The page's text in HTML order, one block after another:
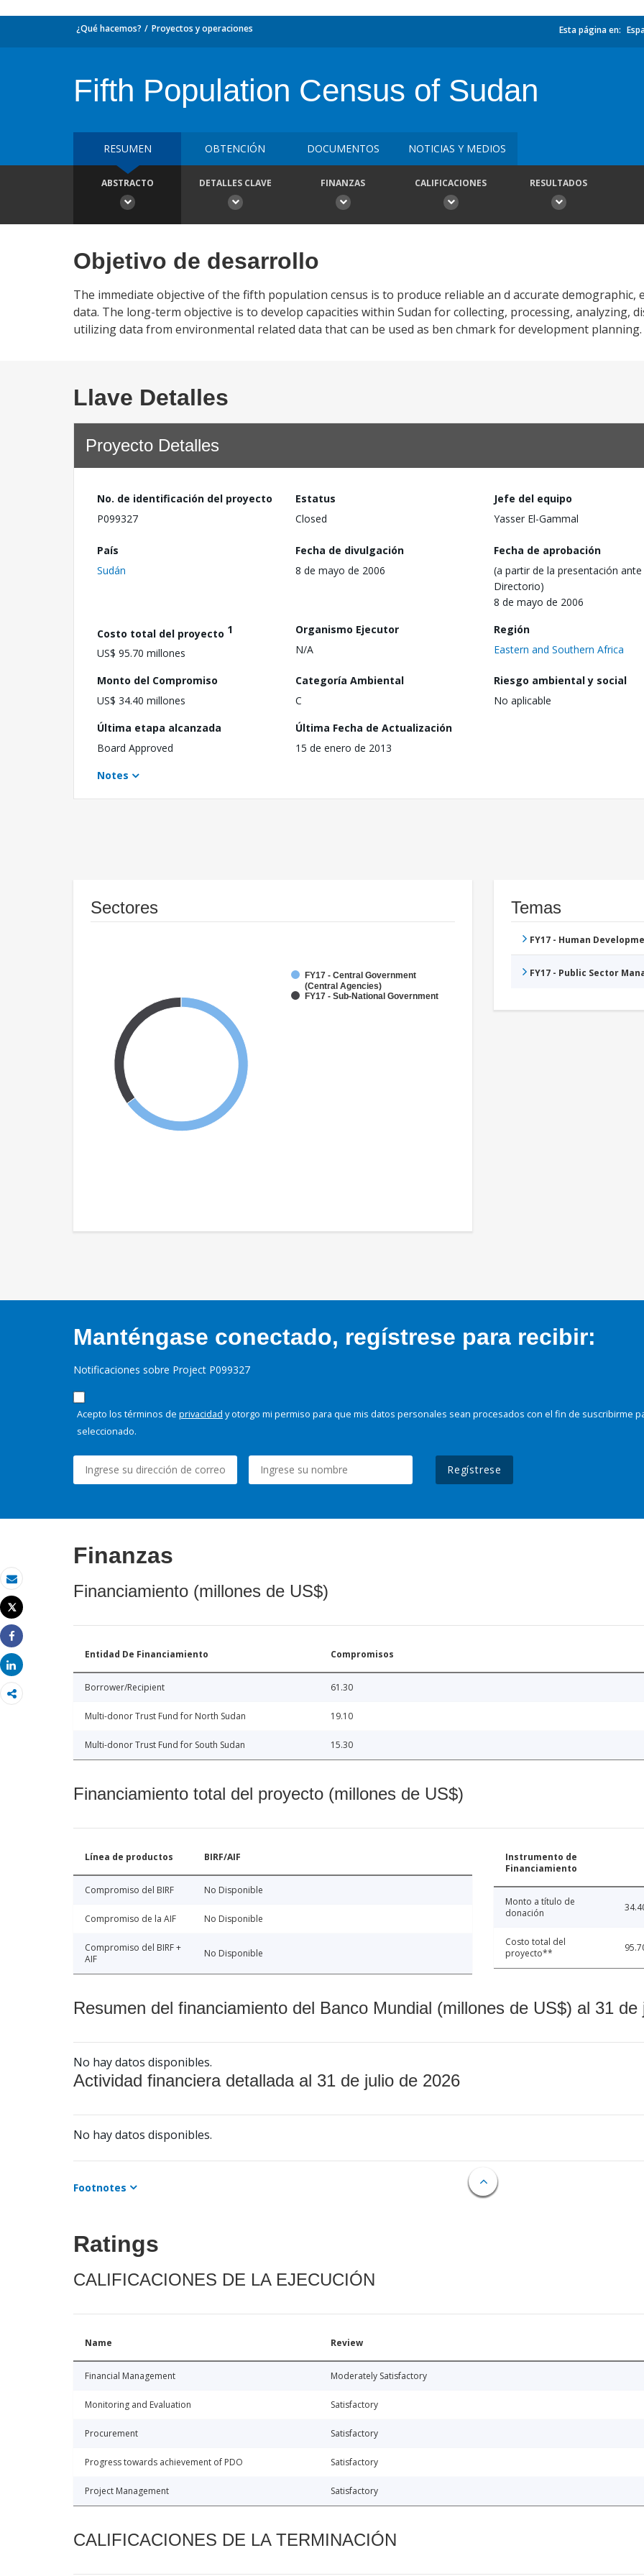
Correo electrónico
Imprimir
Tweet
Share
Share
¿Qué hacemos? Proyectos y operaciones Esta página en:
Fifth Population Census of Sudan
RESUMEN OBTENCIÓN DOCUMENTOS NOTICIAS Y MEDIOS
ABSTRACTO DETALLES CLAVE FINANZAS CALIFICACIONES RESULTADOS
Objetivo de desarrollo
The immediate objective of the fifth population census is to produce reliable an d accurate demographic,
data. The long-term objective is to develop capacities within Sudan for collecting, processing, analyzing,
utilizing data from environmental related data that can be used as ben chmark for development planning.
Llave Detalles
Proyecto Detalles
No. de identificación del proyecto
P099327
Estatus
Closed
Jefe del equipo
Yasser El-Gammal
País
Sudán
Fecha de divulgación
8 de mayo de 2006
Fecha de aprobación
(a partir de la presentación ante
Directorio)
8 de mayo de 2006
Costo total del proyecto 1
US$ 95.70 millones
Organismo Ejecutor
N/A
Región
Eastern and Southern Africa
Monto del Compromiso
US$ 34.40 millones
Categoría Ambiental
C
Riesgo ambiental y social
No aplicable
Última etapa alcanzada
Board Approved
Última Fecha de Actualización
15 de enero de 2013
Notes
Sectores
FY17 - Central Government
(Central Agencies)
FY17 - Sub-National Government
Temas
FY17 - Human
FY17 - Public Sector
Manténgase conectado, regístrese para recibir:
Notificaciones sobre Project P099327
Acepto los términos de privacidad y otorgo mi permiso para que mis datos personales sean procesados con el fin de suscribirme
seleccionado.
Regístrese
Finanzas
Financiamiento (millones de US$)
Entidad De Financiamiento Compromisos
Borrower/Recipient 61.30
Multi-donor Trust Fund for North Sudan 19.10
Multi-donor Trust Fund for South Sudan 15.30
Financiamiento total del proyecto (millones de US$)
Línea de productos BIRF/AIF
Compromiso del BIRF No Disponible
Compromiso de la AIF No Disponible
Compromiso del BIRF +
AIF
No Disponible
Instrumento de
Financiamiento
Monto a título de
donación
Costo total del
proyecto**
Resumen del financiamiento del Banco Mundial (millones de US$) al 31 de
No hay datos disponibles.
Actividad financiera detallada al 31 de julio de 2026
No hay datos disponibles.
Footnotes
Ratings
CALIFICACIONES DE LA EJECUCIÓN
Name Review
Financial Management Moderately Satisfactory
Monitoring and Evaluation Satisfactory
Procurement Satisfactory
Progress towards achievement of PDO Satisfactory
Project Management Satisfactory
CALIFICACIONES DE LA TERMINACIÓN